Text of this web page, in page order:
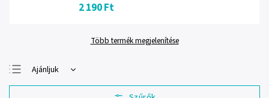
2 190 Ft
Több termék megjelenítése
Ajánljuk
Legolcsóbb elöl